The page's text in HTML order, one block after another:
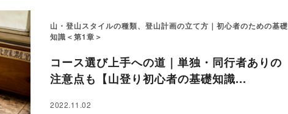
山・登山スタイルの種類、登山計画の立て方｜初心者のための基礎
知識＜第1章＞
コース選び上手への道｜単独・同行者ありの
注意点も【山登り初心者の基礎知識...
2022.11.02